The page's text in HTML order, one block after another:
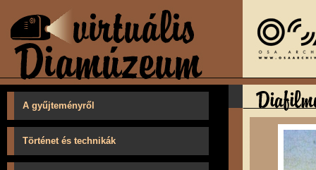
A gyűjteményről
Történet és technikák